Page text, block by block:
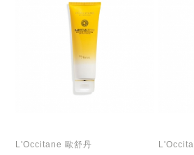
L'Occitane 歐舒丹